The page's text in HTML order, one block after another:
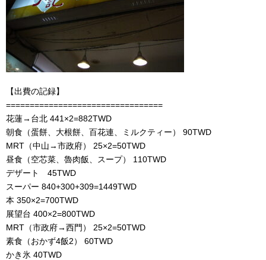
【出費の記録】
=================================
花蓮→台北 441×2=882TWD
朝食（蛋餅、大根餅、百花連、ミルクティー） 90TWD
MRT（中山→市政府） 25×2=50TWD
昼食（空芯菜、魯肉飯、スープ） 110TWD
デザート 45TWD
スーパー 840+300+309=1449TWD
本 350×2=700TWD
展望台 400×2=800TWD
MRT（市政府→西門） 25×2=50TWD
素食（おかず4飯2） 60TWD
かき氷 40TWD